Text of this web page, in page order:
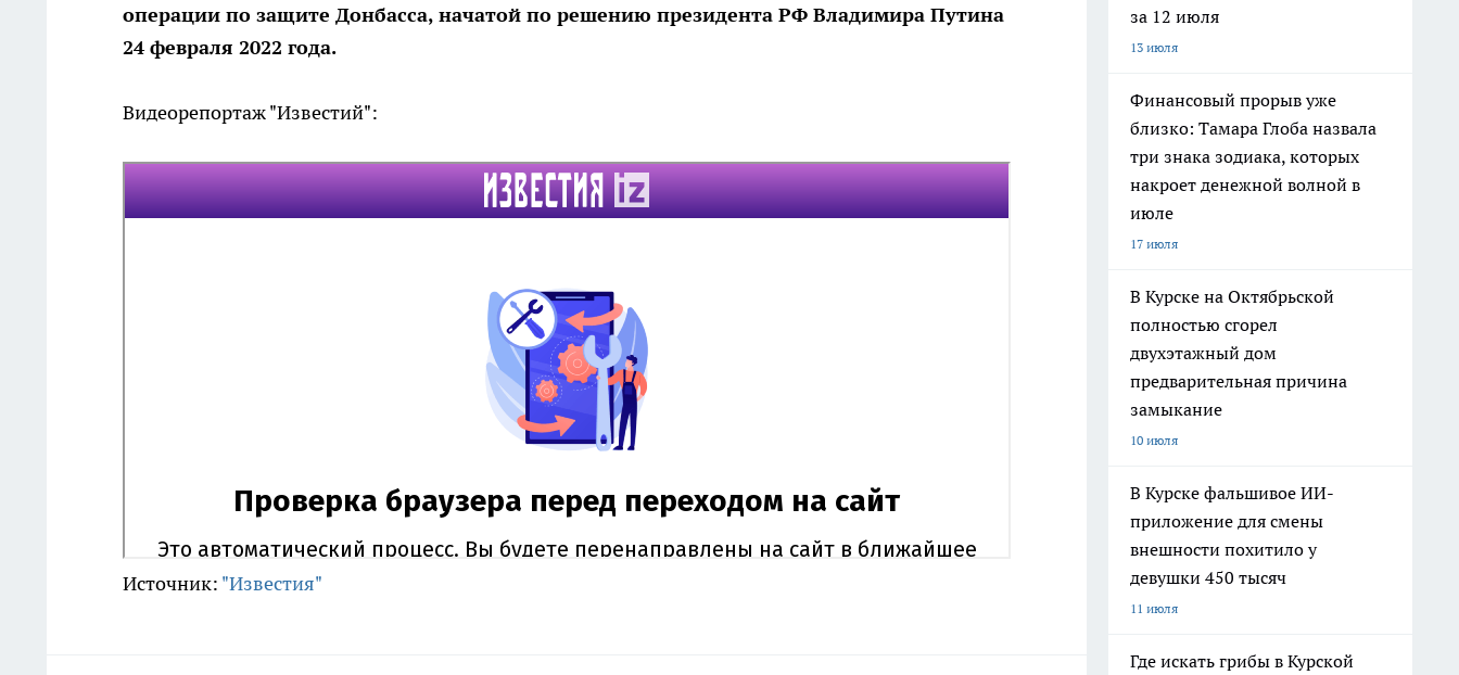
операции по защите Донбасса, начатой по решению президента РФ Владимира Путина
24 февраля 2022 года.
Видеорепортаж "Известий":
Источник: "Известия"
за 12 июля
13 июля
Финансовый прорыв уже
близко: Тамара Глоба назвала
три знака зодиака, которых
накроет денежной волной в
июле
17 июля
В Курске на Октябрьской
полностью сгорел
двухэтажный дом
предварительная причина
замыкание
10 июля
В Курске фальшивое ИИ-
приложение для смены
внешности похитило у
девушки 450 тысяч
11 июля
Где искать грибы в Курской